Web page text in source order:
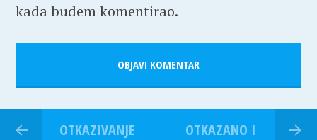
kada budem komentirao.
OTKAZIVANJE
OTKAZANO I